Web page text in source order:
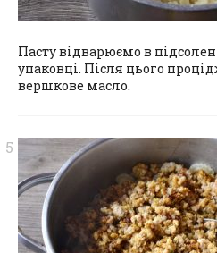
Пасту відварюємо в
упаковці. Після цього
вершкове масло.